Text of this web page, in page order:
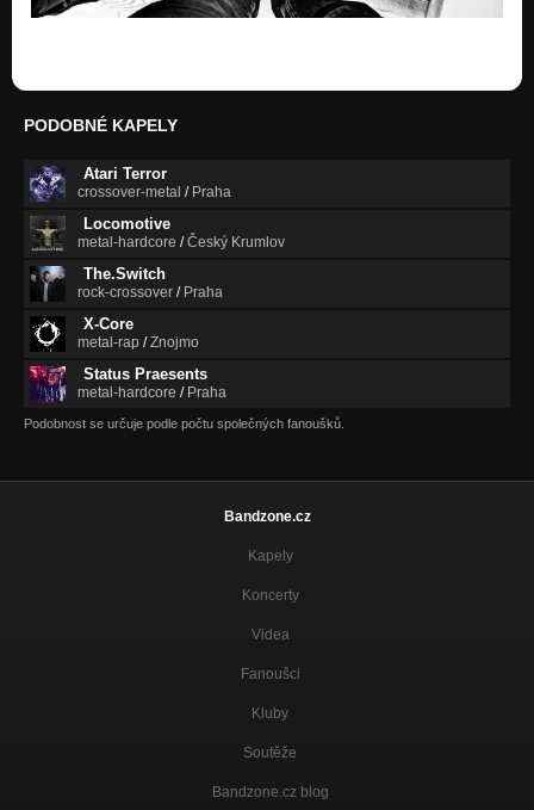
PODOBNÉ KAPELY
Atari Terror
crossover-metal / Praha
Locomotive
metal-hardcore /Český Krumlov
The.Switch
rock-crossover / Praha
X-Core
metal-rap /Znojmo
Status Praesents
metal-hardcore / Praha
Podobnost se určuje podle počtu společných fanoušků.
Bandzone.cz
Kapely
Koncerty
Videa
Fanoušci
Kluby
Soutěže
Bandzone.cz blog